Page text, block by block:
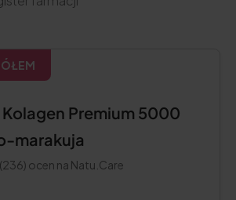
Premium 5000
marakuja
(236) ocen na Natu.Care